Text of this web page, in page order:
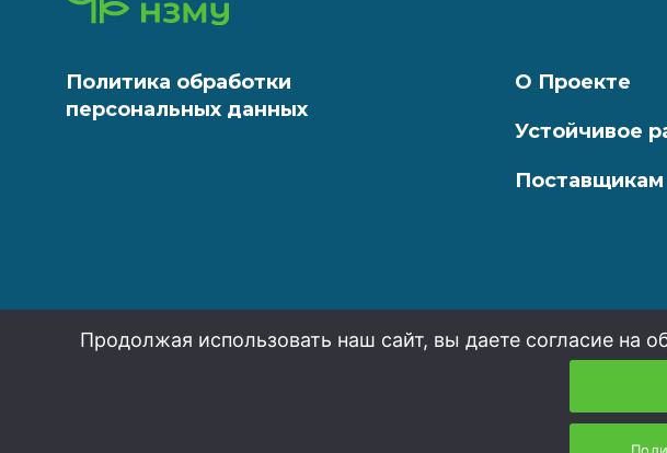
Политика обработки
персональных данных
О Проекте
Устойчивое
Поставщикам
Продолжая использовать наш сайт, вы даете согласие на